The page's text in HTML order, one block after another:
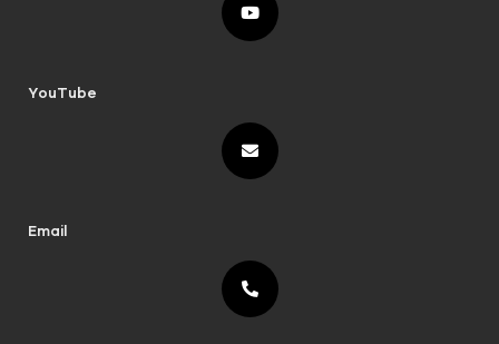
YouTube
Email